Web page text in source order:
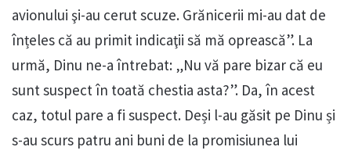
avionului şi-au cerut scuze. Grănicerii mi-au dat de
înțeles că au primit indicaţii să mă oprească”. La
urmă, Dinu ne-a întrebat: „Nu vă pare bizar că eu
sunt suspect în toată chestia asta?”. Da, în acest
caz, totul pare a fi suspect. Deși l-au găsit pe Dinu și
s-au scurs patru ani buni de la promisiunea lui